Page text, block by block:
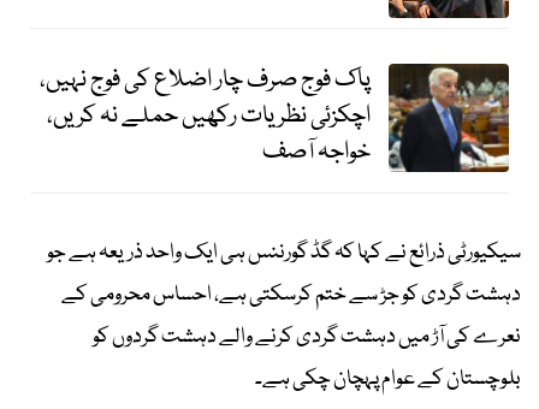
پاک فوج صرف چار اضلاع کی فوج نہیں،
اچکزئی نظریات رکھیں حملے نہ کریں،
خواجہ آصف
سیکیورٹی ذرائع نے کہا کہ گڈ گورننس ہی ایک واحد ذریعہ ہے جو
دہشت گردی کو جڑ سے ختم کرسکتی ہے، احساس محرومی کے
نعرے کی آڑ میں دہشت گردی کرنے والے دہشت گردوں کو
بلوچستان کے عوام پہچان چکی ہے۔